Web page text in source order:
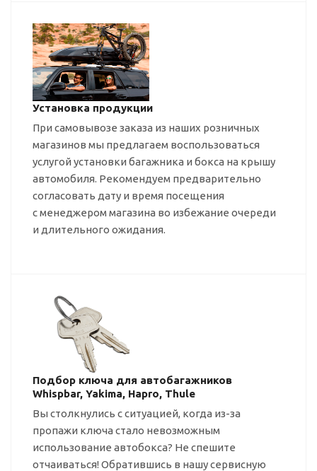
Установка продукции
При самовывозе заказа из наших розничных
магазинов мы предлагаем воспользоваться
услугой установки багажника и бокса на крышу
автомобиля. Рекомендуем предварительно
согласовать дату и время посещения
с менеджером магазина во избежание очереди
и длительного ожидания.
Подбор ключа для автобагажников
Whispbar, Yakima, Hapro, Thule
Вы столкнулись с ситуацией, когда из-за
пропажи ключа стало невозможным
использование автобокса? Не спешите
отчаиваться! Обратившись в нашу сервисную